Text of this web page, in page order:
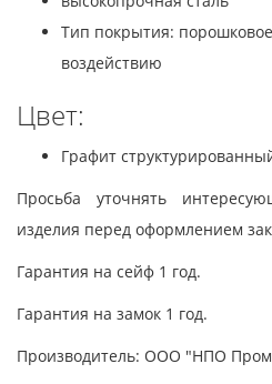
Тип покрытия:
воздействию
Цвет:
Графит
Просьба уточнять
изделия перед оформлением
Гарантия на сейф 1 год.
Гарантия на замок 1 год.
Производитель: ООО "НПО